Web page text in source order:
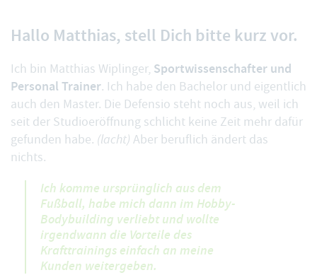
Hallo Matthias, stell Dich bitte kurz vor.
Ich bin Matthias Wiplinger, Sportwissenschafter und
Personal Trainer. Ich habe den Bachelor und eigentlich
auch den Master. Die Defensio steht noch aus, weil ich
seit der Studioeröffnung schlicht keine Zeit mehr dafür
gefunden habe. (lacht) Aber beruflich ändert das
nichts.
Ich komme ursprünglich aus dem
Fußball, habe mich dann im Hobby-
Bodybuilding verliebt und wollte
irgendwann die Vorteile des
Krafttrainings einfach an meine
Kunden weitergeben.